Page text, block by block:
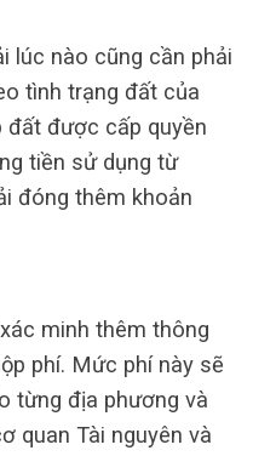
lúc nào cũng cần phải
tình trạng đất của
đất được cấp quyền
tiền sử dụng từ
đóng thêm khoản
minh thêm thông
phí. Mức phí này sẽ
từng địa phương và
quan Tài nguyên và